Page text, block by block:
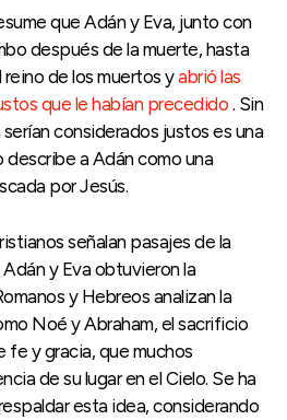
que Adán y Eva, junto con
después de la muerte, hasta
de los muertos yabrió las
que le habían precedido . Sin
considerados justos es una
describe a Adán como una
por Jesús.
señalan pasajes de la
y Eva obtuvieron la
y Hebreos analizan la
Noé y Abraham, el sacrificio
fe y gracia, que muchos
de su lugar en el Cielo. Se ha
esta idea, considerando